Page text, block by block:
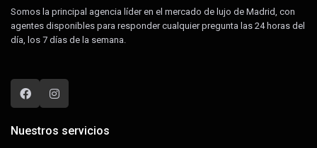
Somos la principal agencia líder en el mercado de lujo de Madrid, con
agentes disponibles para responder cualquier pregunta las 24 horas del
día, los 7 días de la semana.
Nuestros servicios